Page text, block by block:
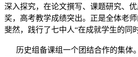
深入探究，在论文撰写、课题研究、
奖，高考教学成绩突出。正是全体老
斐然，践行了七中人“在成就学生的同
历史组备课组一个团结合作的集体